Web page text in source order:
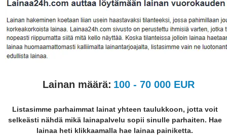
Lainan määrä: 100 - 70 000 EUR
Listasimme parhaimmat lainat yhteen taulukkoon, jotta voit
selkeästi nähdä mikä lainapalvelu sopii sinulle parhaiten. Hae
lainaa heti klikkaamalla hae lainaa painiketta.